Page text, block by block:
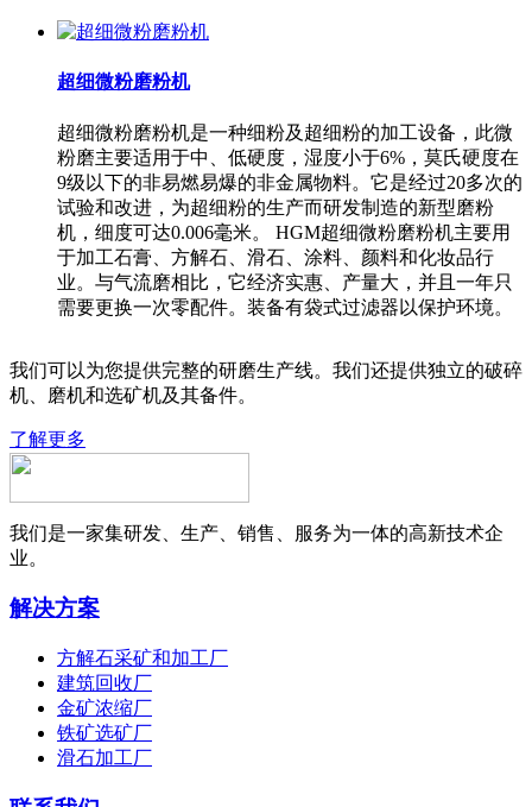
超细微粉磨粉机
超细微粉磨粉机是一种细粉及超细粉的加工设备，此微
粉磨主要适用于中、低硬度，湿度小于6%，莫氏硬度在
9级以下的非易燃易爆的非金属物料。它是经过20多次的
试验和改进，为超细粉的生产而研发制造的新型磨粉
机，细度可达0.006毫米。 HGM超细微粉磨粉机主要用
于加工石膏、方解石、滑石、涂料、颜料和化妆品行
业。与气流磨相比，它经济实惠、产量大，并且一年只
需要更换一次零配件。装备有袋式过滤器以保护环境。
我们可以为您提供完整的研磨生产线。我们还提供独立的破碎
机、磨机和选矿机及其备件。
了解更多
我们是一家集研发、生产、销售、服务为一体的高新技术企
业。
解决方案
方解石采矿和加工厂
建筑回收厂
金矿浓缩厂
铁矿选矿厂
滑石加工厂